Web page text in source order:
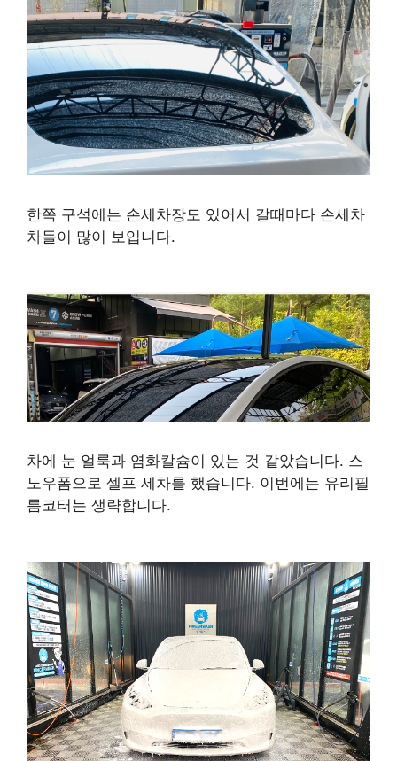
한쪽 구석에는 손세차장도 있어서 갈때마다 손세차
차들이 많이 보입니다.
차에 눈 얼룩과 염화칼슘이 있는 것 같았습니다. 스
노우폼으로 셀프 세차를 했습니다. 이번에는 유리필
름코터는 생략합니다.